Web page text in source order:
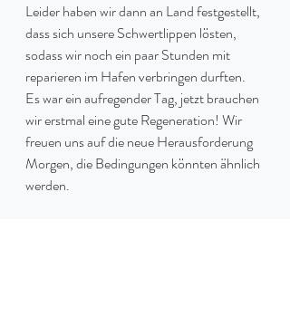
Leider haben wir dann an Land festgestellt,
dass sich unsere Schwertlippen lösten,
sodass wir noch ein paar Stunden mit
reparieren im Hafen verbringen durften.
Es war ein aufregender Tag, jetzt brauchen
wir erstmal eine gute Regeneration! Wir
freuen uns auf die neue Herausforderung
Morgen, die Bedingungen könnten ähnlich
werden.